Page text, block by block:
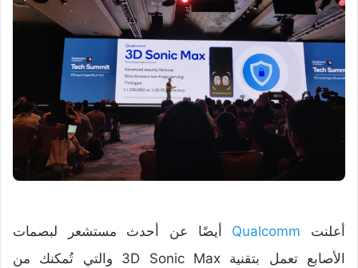
أعلنت Qualcomm أيضًا عن أحدث مستشعر لبصمات
الأصابع تعمل بتقنية 3D Sonic Max والتي تُمكنك من